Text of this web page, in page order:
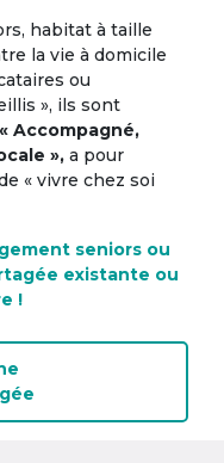
habitat à taille
la vie à domicile
ou
», ils sont
Accompagné,
», a pour
« vivre chez soi
seniors ou
existante ou
!